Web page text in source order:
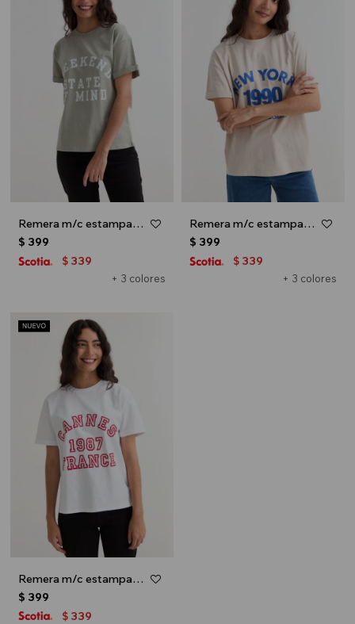
Remera m/c estampada colección Urbana - Verde oliva
+ 3 colores
$ 399
$ 339
Remera m/c estampada colección Urbana - Crudo
+ 3 colores
$ 399
$ 339
Remera m/c estampada colección Urbana - Blanco y rojo
$ 399
$ 339